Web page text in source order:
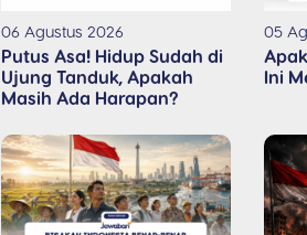
06 Agustus 2026
Putus Asa! Hidup Sudah di
Ujung Tanduk, Apakah
Masih Ada Harapan?
05
Ini